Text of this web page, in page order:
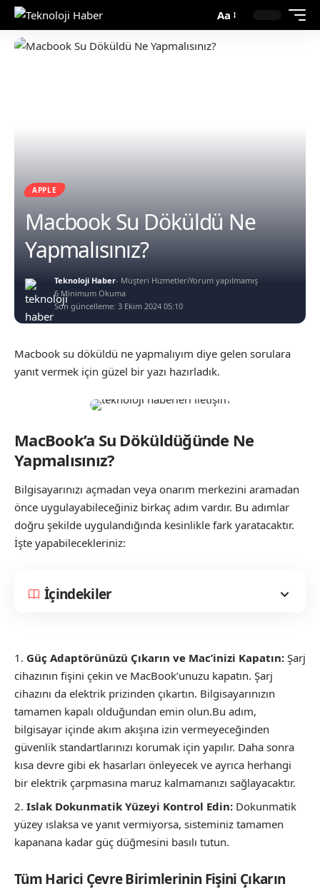
Aa
APPLE
Macbook Su Döküldü Ne
Yapmalısınız?
Son güncelleme: 3 Ekim 2024 05:10
Teknoloji Haber- Müşteri HizmetleriYorum yapılmamış
6 Minimum Okuma
Macbook su döküldü ne yapmalıyım diye gelen sorulara
yanıt vermek için güzel bir yazı hazırladık.
MacBook’a Su Döküldüğünde Ne
Yapmalısınız?
Bilgisayarınızı açmadan veya onarım merkezini aramadan
önce uygulayabileceğiniz birkaç adım vardır. Bu adımlar
doğru şekilde uygulandığında kesinlikle fark yaratacaktır.
İşte yapabilecekleriniz:
İçindekiler
Güç Adaptörünüzü Çıkarın ve Mac’inizi Kapatın: Şarj
cihazının fişini çekin ve MacBook’unuzu kapatın. Şarj
cihazını da elektrik prizinden çıkartın. Bilgisayarınızın
tamamen kapalı olduğundan emin olun.Bu adım,
bilgisayar içinde akım akışına izin vermeyeceğinden
güvenlik standartlarınızı korumak için yapılır. Daha sonra
kısa devre gibi ek hasarları önleyecek ve ayrıca herhangi
bir elektrik çarpmasına maruz kalmamanızı sağlayacaktır.
Islak Dokunmatik Yüzeyi Kontrol Edin: Dokunmatik
yüzey ıslaksa ve yanıt vermiyorsa, sisteminiz tamamen
kapanana kadar güç düğmesini basılı tutun.
Tüm Harici Çevre Birimlerinin Fişini Çıkarın